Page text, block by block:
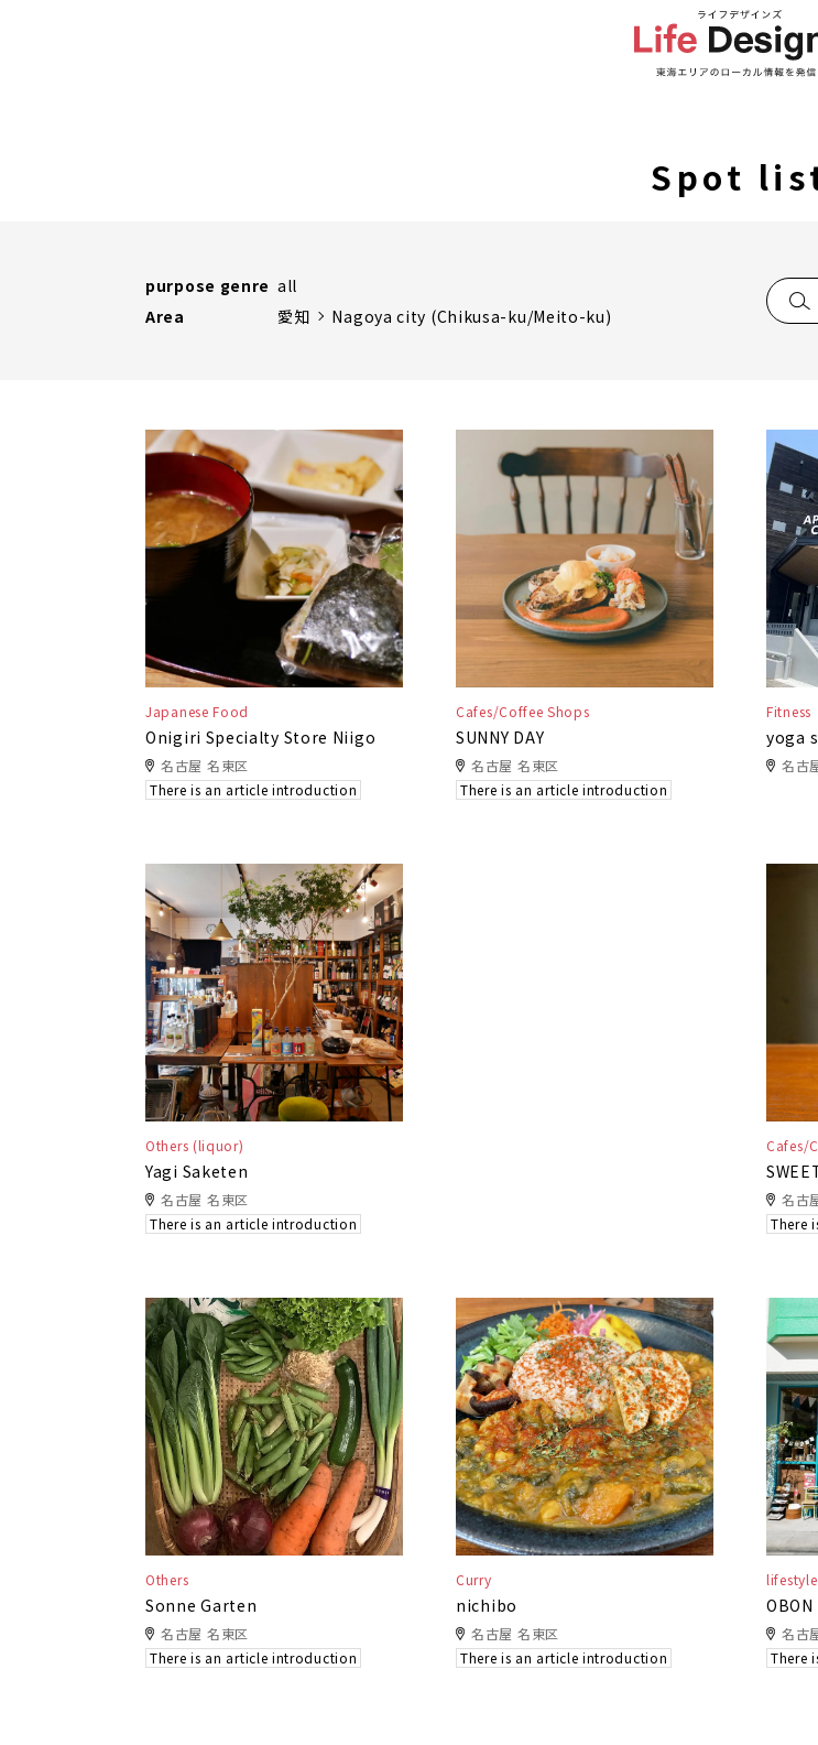
Spot
purpose genre all
Area
愛知 Nagoya city (Chikusa-ku/Meito-ku)
Japanese Food
Onigiri Specialty Store Niigo
名古屋 名東区
There is an article introduction
Cafes/Coffee Shops
SUNNY DAY
名古屋 名東区
There is an article introduction
Fitness
yoga
名古
Others (liquor)
Yagi Saketen
名古屋 名東区
There is an article introduction
Cafes/
名古
There
Others
Sonne Garten
名古屋 名東区
There is an article introduction
Curry
nichibo
名古屋 名東区
There is an article introduction
lifestyle
OBON
名古
There